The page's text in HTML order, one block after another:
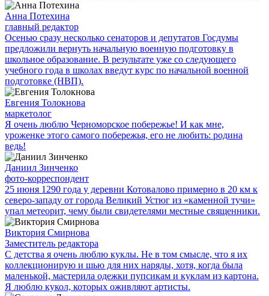
Анна Потехина
главный редактор
Осенью сразу несколько сенаторов и депутатов Госдумы
предложили вернуть начальную военную подготовку в
школьное образование. В результате уже со следующего
учебного года в школах введут курс по начальной военной
подготовке (НВП).
Евгения Толокнова
маркетолог
Я очень люблю Черноморское побережье! И как мне,
уроженке этого самого побережья, его не любить: родина
ведь!
Даниил Зинченко
фото-корреспондент
25 июня 1290 года у деревни Котовалово примерно в 20 км к
северо-западу от города Великий Устюг из «каменной тучи»
упал метеорит, чему были свидетелями местные священники.
Виктория Смирнова
Заместитель редактора
С детства я очень люблю куклы. Не в том смысле, что я их
коллекционирую и шью для них наряды, хотя, когда была
маленькой, мастерила одежки пупсикам и куклам из картона.
Я люблю кукол, которых оживляют артисты.